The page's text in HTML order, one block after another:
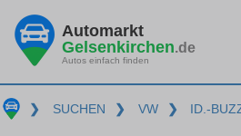
Automarkt
Gelsenkirchen.de
Autos einfach finden
❯ SUCHEN ❯ VW ❯ ID.-